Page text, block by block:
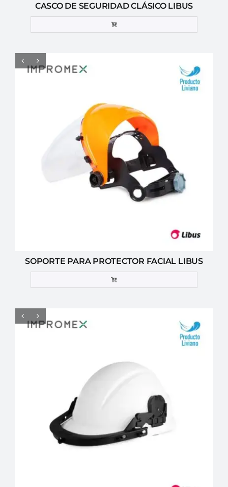
CASCO DE SEGURIDAD CLÁSICO LIBUS
SOPORTE PARA PROTECTOR FACIAL LIBUS